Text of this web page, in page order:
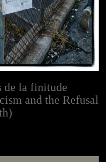
de la finitude
and the Refusal